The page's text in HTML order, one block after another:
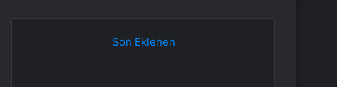
Son Eklenen